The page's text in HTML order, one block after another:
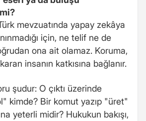
mevzuatında yapay zekâya
için, ne telif ne de
ona ait olamaz. Koruma,
insanın katkısına bağlanır.
şudur: O çıktı üzerinde
kimde? Bir komut yazıp "üret"
yeterli midir? Hukukun bakışı,